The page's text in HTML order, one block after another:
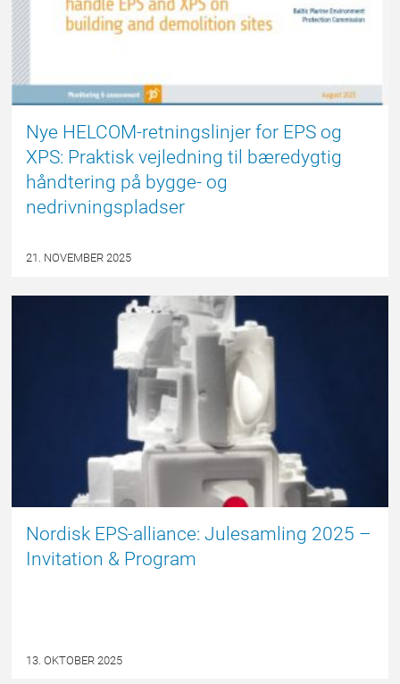
Nye HELCOM-retningslinjer for EPS og
XPS: Praktisk vejledning til bæredygtig
håndtering på bygge- og
nedrivningspladser
21. NOVEMBER 2025
Nordisk EPS-alliance: Julesamling 2025 –
Invitation & Program
13. OKTOBER 2025